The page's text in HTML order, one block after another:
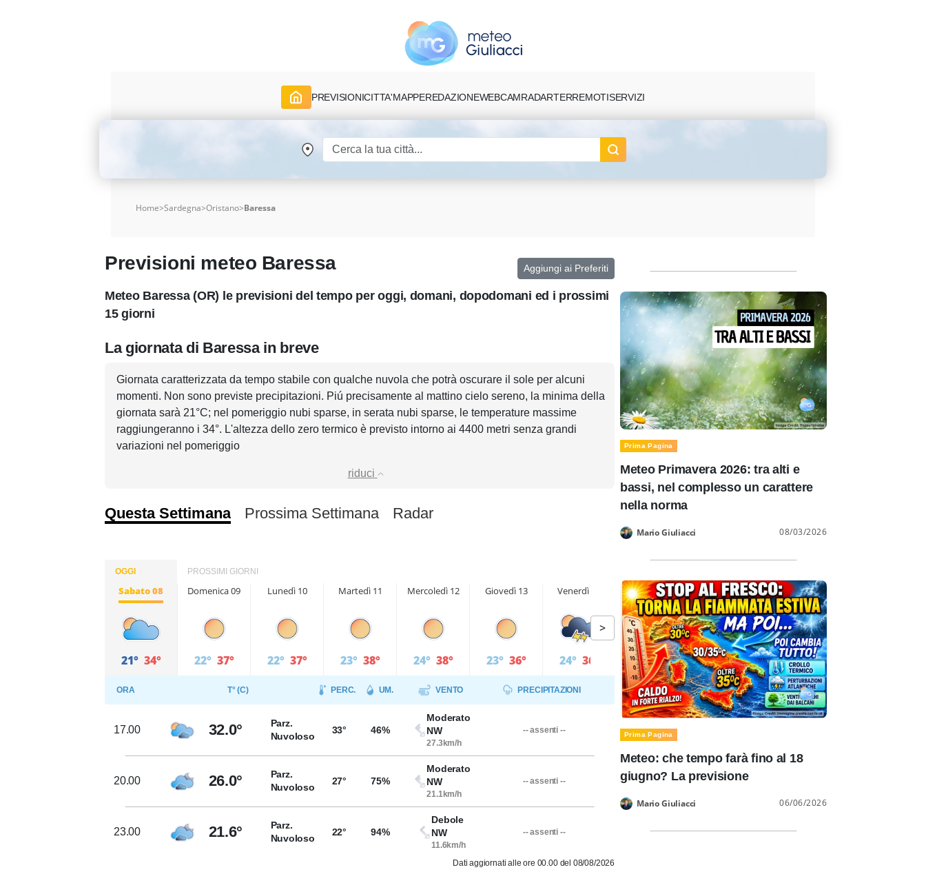
PREVISIONICITTA'MAPPEREDAZIONEWEBCAMRADARTERREMOTISERVIZI
Home>Sardegna>Oristano>Baressa
Previsioni meteo Baressa Aggiungi ai Preferiti
Meteo Baressa (OR) le previsioni del tempo per oggi, domani, dopodomani ed i prossimi
15 giorni
La giornata di Baressa in breve
Giornata caratterizzata da tempo stabile con qualche nuvola che potrà oscurare il sole per alcuni
momenti. Non sono previste precipitazioni. Piú precisamente al mattino cielo sereno, la minima della
giornata sarà 21°C; nel pomeriggio nubi sparse, in serata nubi sparse, le temperature massime
raggiungeranno i 34°. L'altezza dello zero termico è previsto intorno ai 4400 metri senza grandi
variazioni nel pomeriggio
riduci
Questa Settimana Prossima Settimana Radar
OGGI PROSSIMI GIORNI
Sabato 08
21° 34°
Domenica 09
22° 37°
Lunedì 10
22° 37°
Martedì 11
23° 38°
Mercoledì 12
24° 38°
Giovedì 13
23° 36°
Venerdì 14
24° 36°
>
ORA T° (C) PERC. UM. VENTO PRECIPITAZIONI
17.00 32.0°
Parz.
Nuvoloso
33° 46%
Moderato
NW
27.3km/h
-- assenti --
20.00 26.0°
Parz.
Nuvoloso
27° 75%
Moderato
NW
21.1km/h
-- assenti --
23.00 21.6°
Parz.
Nuvoloso
22° 94%
Debole
NW
11.6km/h
-- assenti --
Dati aggiornati alle ore 00.00 del 08/08/2026
Prima Pagina
Meteo Primavera 2026: tra alti e
bassi, nel complesso un carattere
nella norma
Mario Giuliacci 08/03/2026
Prima Pagina
Meteo: che tempo farà fino al 18
giugno? La previsione
Mario Giuliacci 06/06/2026